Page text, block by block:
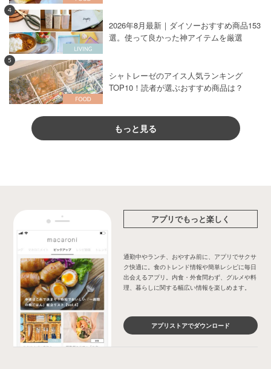
4
2026年8月最新｜ダイソーおすすめ商品153
選。使って良かった神アイテムを厳選
5
シャトレーゼのアイス人気ランキング
TOP10！読者が選ぶおすすめ商品は？
もっと見る
アプリでもっと楽しく
通勤中やランチ、おやすみ前に、アプリでサクサ
ク快適に。食のトレンド情報や簡単レシピに毎日
出会えるアプリ。内食・外食問わず、グルメや料
理、暮らしに関する幅広い情報を楽しめます。
アプリストアでダウンロード